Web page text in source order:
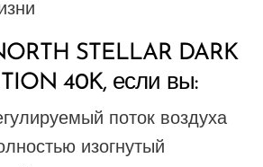
STELLAR DARK
40K, если вы:
поток воздуха
изогнутый